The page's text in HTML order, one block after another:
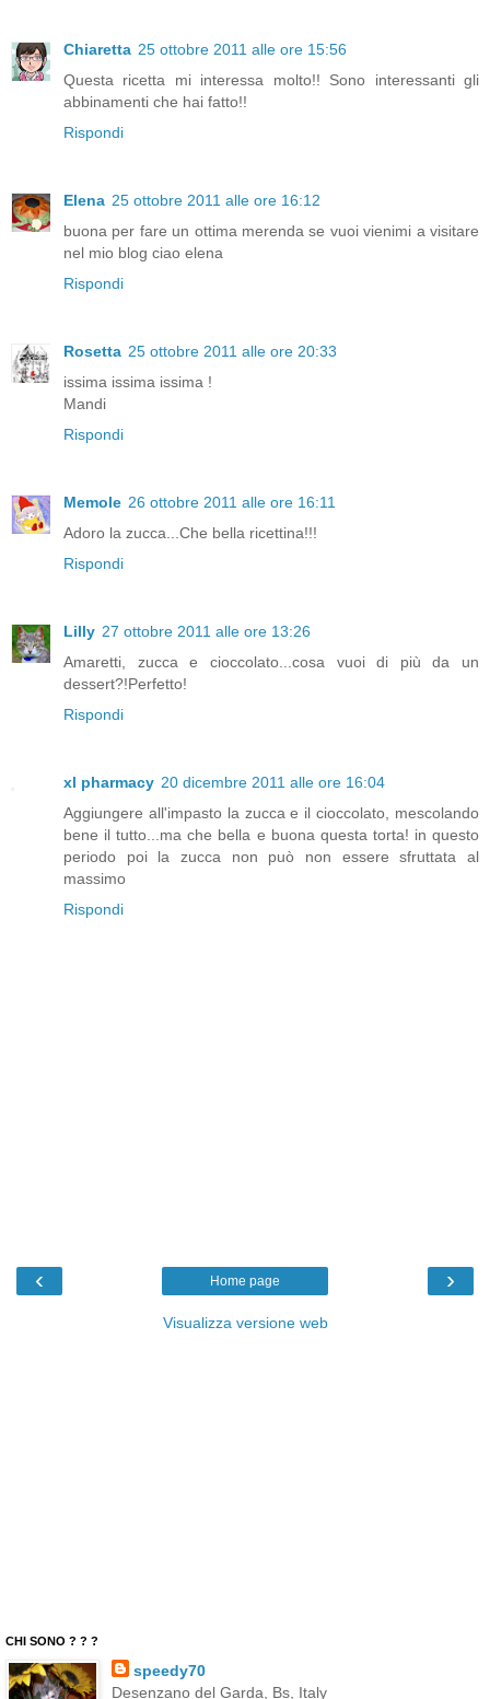
Chiaretta 25 ottobre 2011 alle ore 15:56
Questa ricetta mi interessa molto!! Sono interessanti gli
abbinamenti che hai fatto!!
Rispondi
Elena 25 ottobre 2011 alle ore 16:12
buona per fare un ottima merenda se vuoi vienimi a visitare
nel mio blog ciao elena
Rispondi
Rosetta 25 ottobre 2011 alle ore 20:33
issima issima issima !
Mandi
Rispondi
Memole 26 ottobre 2011 alle ore 16:11
Adoro la zucca...Che bella ricettina!!!
Rispondi
Lilly 27 ottobre 2011 alle ore 13:26
Amaretti, zucca e cioccolato...cosa vuoi di più da un
dessert?!Perfetto!
Rispondi
xl pharmacy 20 dicembre 2011 alle ore 16:04
Aggiungere all'impasto la zucca e il cioccolato, mescolando
bene il tutto...ma che bella e buona questa torta! in questo
periodo poi la zucca non può non essere sfruttata al
massimo
Rispondi
‹ ›
Home page
Visualizza versione web
CHI SONO ? ? ?
speedy70
Desenzano del Garda, Bs, Italy